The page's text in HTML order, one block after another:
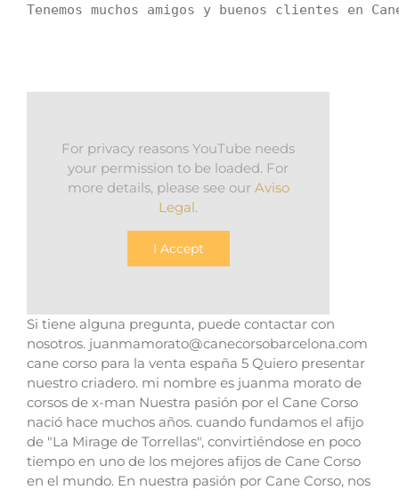
Tenemos muchos amigos y buenos clientes en
For privacy reasons YouTube needs
your permission to be loaded. For
more details, please see our Aviso
Legal.
I Accept
Si tiene alguna pregunta, puede contactar con
nosotros. juanmamorato@canecorsobarcelona.com
cane corso para la venta españa 5 Quiero presentar
nuestro criadero. mi nombre es juanma morato de
corsos de x-man Nuestra pasión por el Cane Corso
nació hace muchos años. cuando fundamos el afijo
de "La Mirage de Torrellas", convirtiéndose en poco
tiempo en uno de los mejores afijos de Cane Corso
en el mundo. En nuestra pasión por Cane Corso, nos